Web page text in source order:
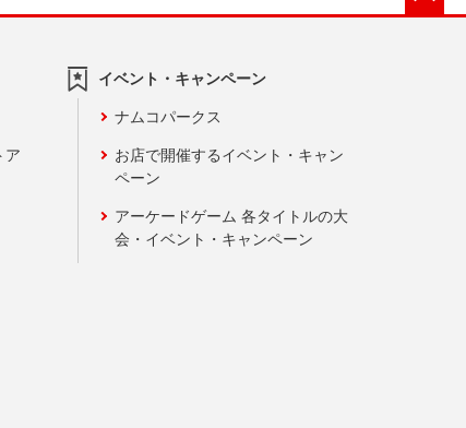
ア
イベント・キャンペーン
ナムコパークス
お店で開催するイベント・キャン
ペーン
アーケードゲーム 各タイトルの大
会・イベント・キャンペーン